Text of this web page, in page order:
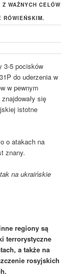
WAŻNYCH CELÓW
RÓWIEŃSKIM.
3-5 pocisków
do uderzenia w
w pewnym
się
istotne
o atakach na
znany.
na ukraińskie
regiony są
terrorystyczne
a także na
rosyjskich